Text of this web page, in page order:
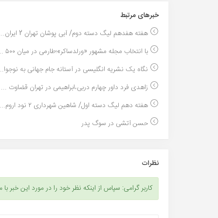
خبر‌های مرتبط
هفته هفدهم لیگ دسته دوم/ آبی پوشان تهران 2 ایران...
با انتخاب مجله مشهور «ورلدساکر»؛طارمی در میان ۵۰۰ ...
نگاه یک نشریه انگلیسی در آستانه جام جهانی به
زاهدی فرد داور چهارم دربی،ابراهیمی در تهران قضاوت ...
هفته دهم لیگ دسته اول/ شاهین شهرداری ۲ نود اروم...
حسن آتشی در سوگ پدر
نظرات
کاربر گرامی: سپاس از اینکه نظر خود را در مورد این خبر